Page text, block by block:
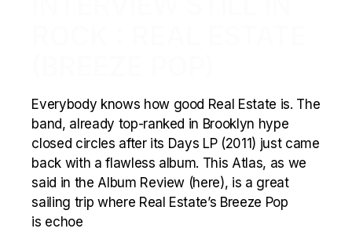
Everybody knows how good Real Estate is. The
band, already top-ranked in Brooklyn hype
closed circles after its Days LP (2011) just came
back with a flawless album. This Atlas, as we
said in the Album Review (here), is a great
sailing trip where Real Estate’s Breeze Pop
is echoe